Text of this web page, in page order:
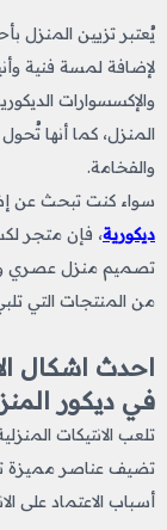
يُعتبر تزيين المنزل
لإضافة لمسة فنية
والإكسسوارات
المنزل، كما أنها
والفخامة.
سواء كنت تبحث عن
ديكورية، فإن متجر
تصميم منزل عصري
من المنتجات التي
احدث اشكال
في ديكور
تلعب الانتيكات
تضيف عناصر مميزة
أسباب الاعتماد على